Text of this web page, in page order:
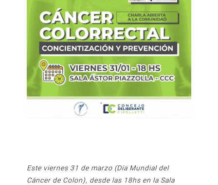
Este viernes 31 de marzo (Día Mundial del
Cáncer de Colon), desde las 18hs en la Sala